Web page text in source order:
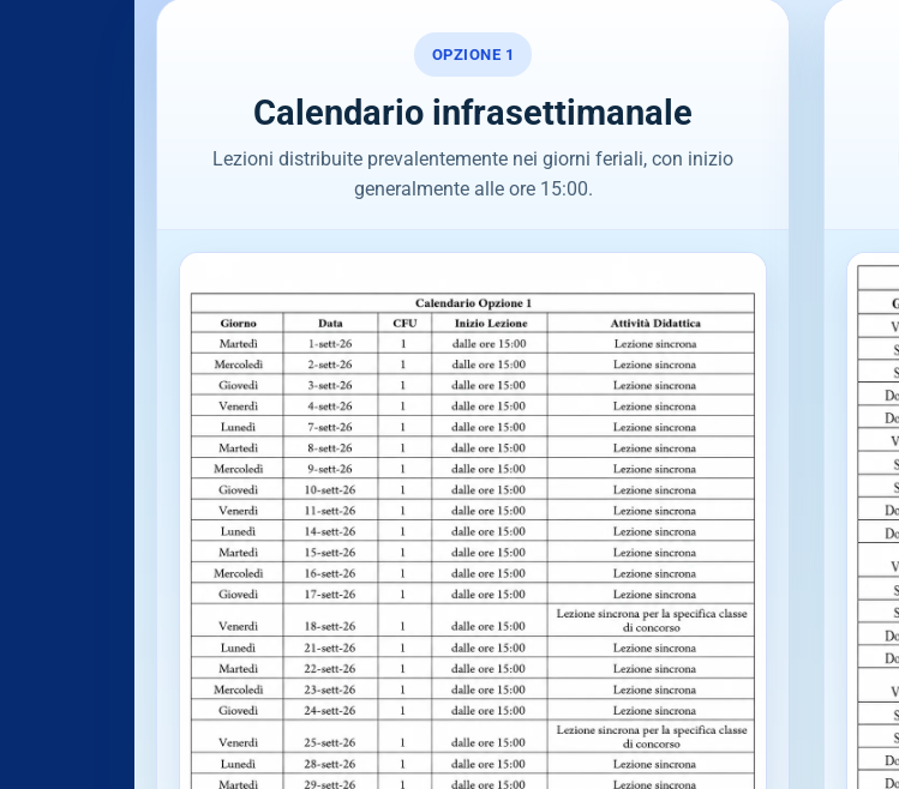
OPZIONE 1
Calendario infrasettimanale
Lezioni distribuite prevalentemente nei giorni feriali, con inizio
generalmente alle ore 15:00.